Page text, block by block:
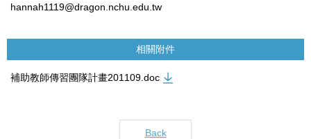
hannah1119@dragon.nchu.edu.tw
相關附件
補助教師傳習團隊計畫201109.doc
Back